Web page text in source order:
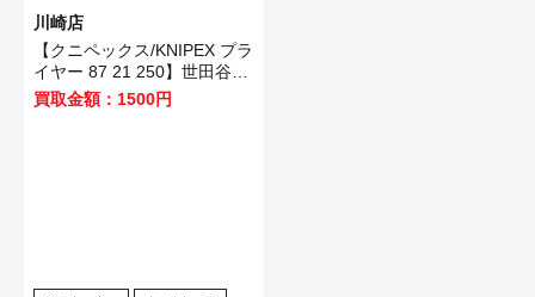
川崎店
【クニペックス/KNIPEX プラ
イヤー 87 21 250】世田谷区
のお客様から買取いたしまし
買取金額：1500円